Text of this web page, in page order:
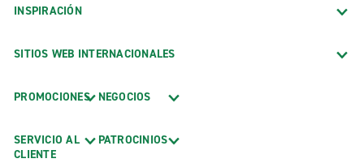
INSPIRACIÓN
SITIOS WEB INTERNACIONALES
PROMOCIONES
SERVICIO AL
CLIENTE
NEGOCIOS
PATROCINIOS